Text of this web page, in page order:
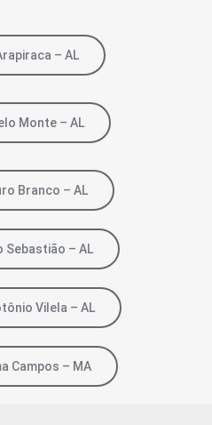
– AL
Monte – AL
Branco – AL
Sebastião – AL
Vilela – AL
Campos – MA